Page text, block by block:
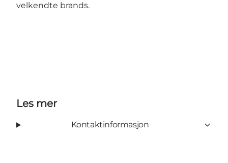
velkendte brands.
Les mer
Kontaktinformasjon